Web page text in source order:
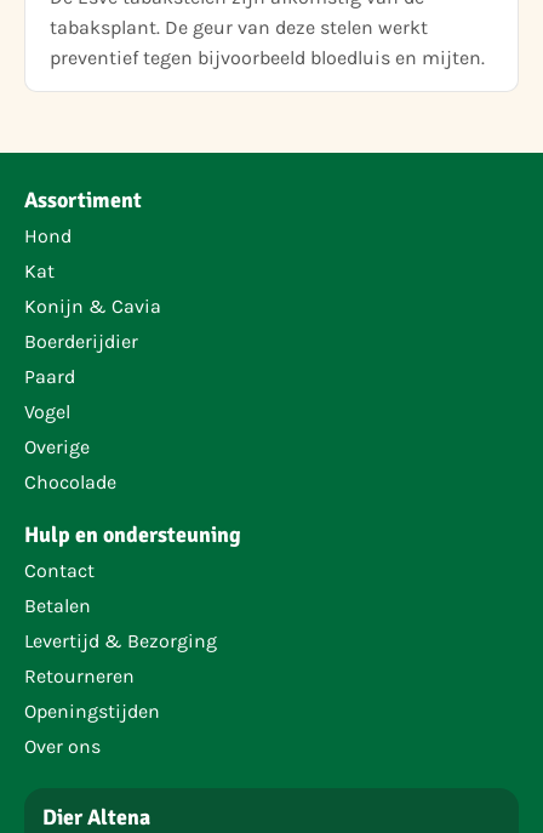
tabaksplant. De geur van deze stelen werkt
preventief tegen bijvoorbeeld bloedluis en mijten.
Assortiment
Hond
Kat
Konijn & Cavia
Boerderijdier
Paard
Vogel
Overige
Chocolade
Hulp en ondersteuning
Contact
Betalen
Levertijd & Bezorging
Retourneren
Openingstijden
Over ons
Dier Altena